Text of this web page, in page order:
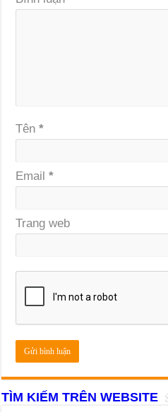
Tên*
Email*
Trang web
TÌM KIẾM TRÊN WEBSITE